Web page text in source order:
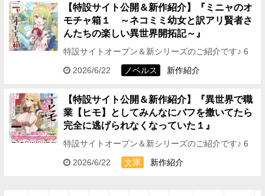
【特設サイト公開＆新作紹介】『ミニャのオ
モチャ箱１ ～ネコミミ幼女と訳アリ賢者さ
んたちの楽しい異世界開拓記～』
特設サイトオープン＆新シリーズのご紹介です♪ 6
月20日（土）発売!! 最強ネコミミ幼女の楽しい大開
拓！！ 『ミニャのオモチャ箱１ ～ネコミミ幼女…
2026/6/22 ノベルス 新作紹介
【特設サイト公開＆新作紹介】『異世界で職
業【ヒモ】としてみんなにバフを撒いてたら
完全に逃げられなくなっていた１』
特設サイトオープン＆新シリーズのご紹介です♪ 6
月20日（土）発売!! “ヒモな行為が最強のバフにな
る!?” 史上最強の【ヒモ】とクセつよ美少女…
2026/6/22 文庫 新作紹介